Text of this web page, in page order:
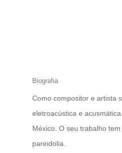
Biografia
Como compositor e artista
eletroacústica e
México. O seu trabalho
pareidolia.